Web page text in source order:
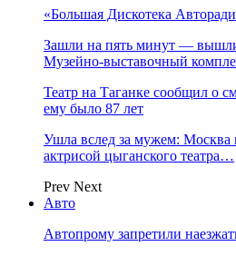
«Большая Дискотека
Зашли на пять минут —
Музейно-выставочный
Театр на Таганке сообщил о
ему было 87 лет
Ушла вслед за мужем: Москва
актрисой цыганского театра…
Prev Next
Авто
Автопрому запретили